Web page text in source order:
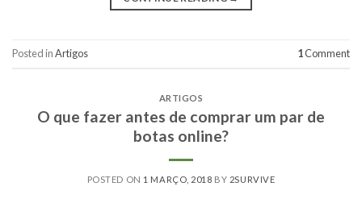
Posted inArtigos 1Comment
ARTIGOS
O que fazer antes de comprar um par de
botas online?
POSTED ON 1 MARÇO, 2018 BY 2SURVIVE